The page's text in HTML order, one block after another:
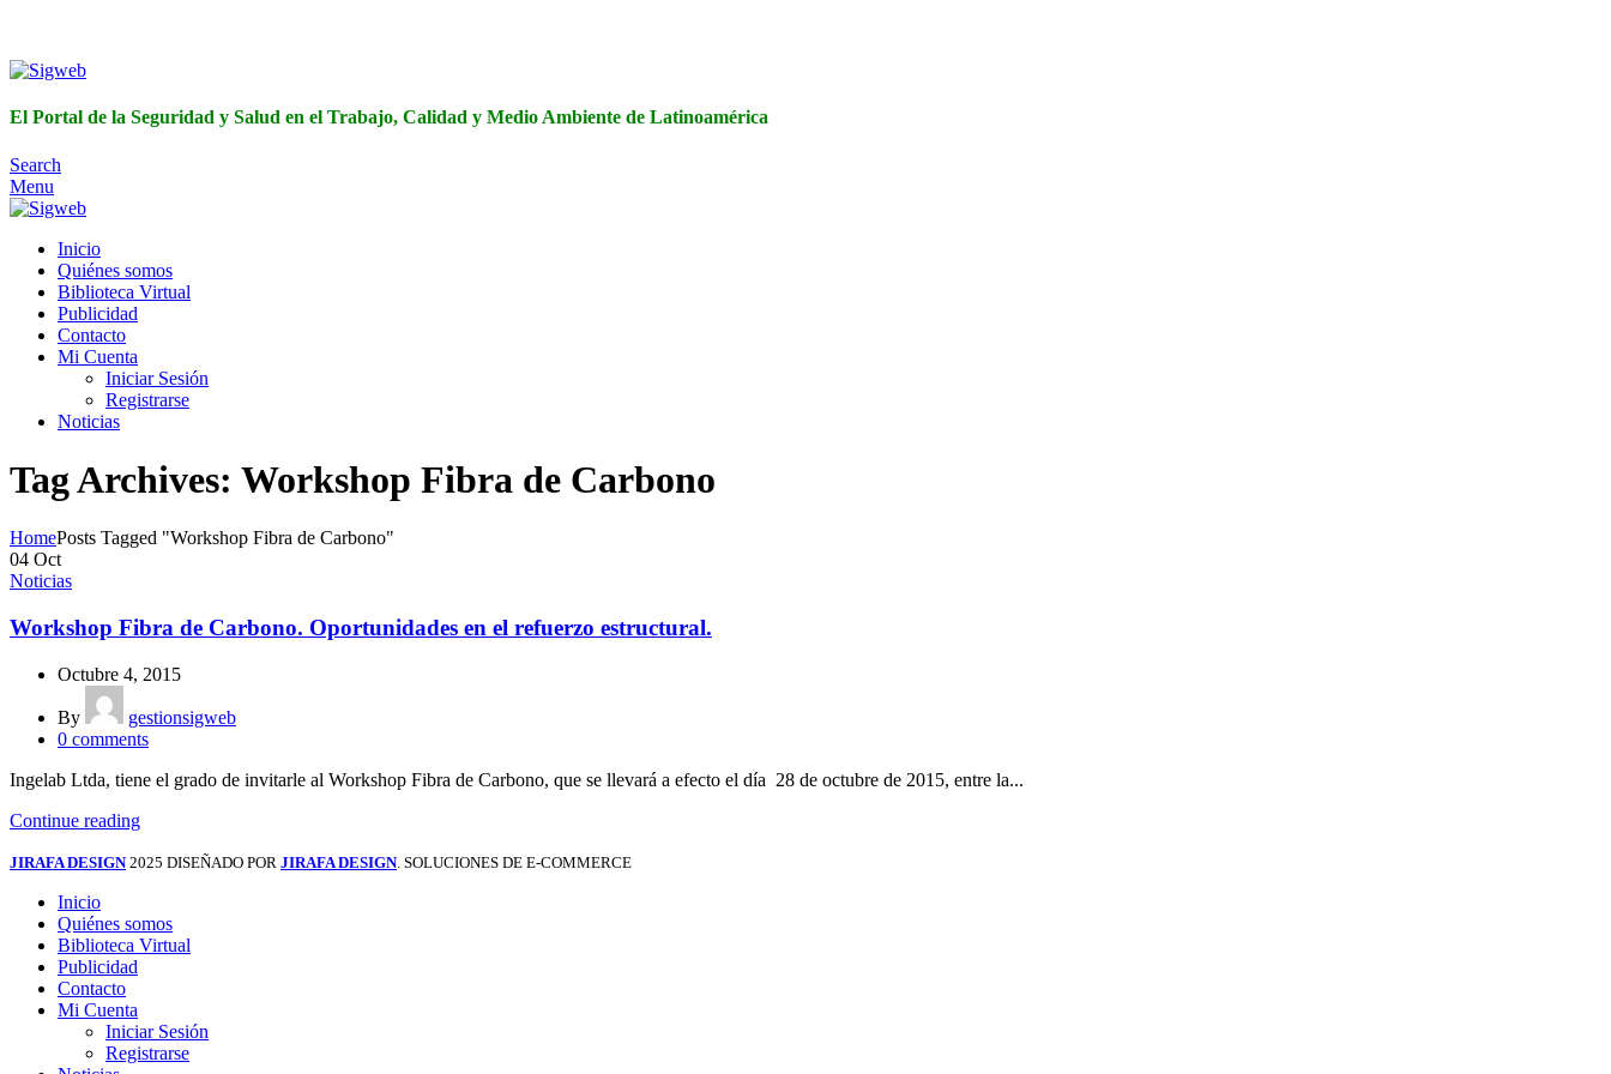
El Portal de la Seguridad y Salud en el Trabajo, Calidad y Medio Ambiente de Latinoamérica
Search
Menu
Inicio
Quiénes somos
Biblioteca Virtual
Publicidad
Contacto
Mi Cuenta
Iniciar Sesión
Registrarse
Noticias
Tag Archives: Workshop Fibra de Carbono
HomePosts Tagged "Workshop Fibra de Carbono"
04 Oct
Noticias
Workshop Fibra de Carbono. Oportunidades en el refuerzo estructural.
Octubre 4, 2015
By
gestionsigweb
0 comments
Ingelab Ltda, tiene el grado de invitarle al Workshop Fibra de Carbono, que se llevará a efecto el día 28 de octubre de 2015, entre la...
Continue reading
JIRAFA DESIGN 2025 DISEÑADO POR JIRAFA DESIGN. SOLUCIONES DE E-COMMERCE
Inicio
Quiénes somos
Biblioteca Virtual
Publicidad
Contacto
Mi Cuenta
Iniciar Sesión
Registrarse